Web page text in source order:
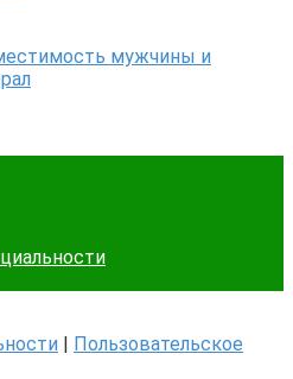
мужчины и
| Пользовательское